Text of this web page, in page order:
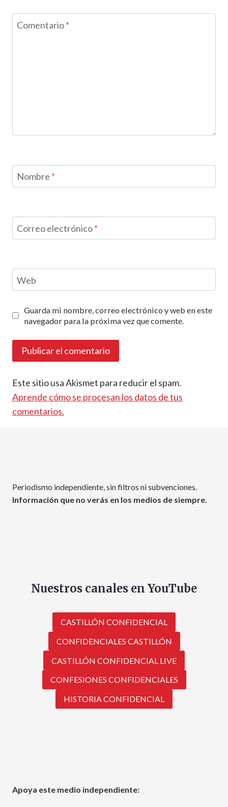
Comentario*
Nombre *
Correo electrónico*
Web
Guarda mi nombre, correo electrónico y web en este
navegador para la próxima vez que comente.
Este sitio usa Akismet para reducir el spam.
Aprende cómo se procesan los datos de tus
comentarios.
Periodismo independiente, sin filtros ni subvenciones.
Información que no verás en los medios de siempre.
Nuestros canales en YouTube
CASTILLÓN CONFIDENCIAL
CONFIDENCIALES CASTILLÓN
CASTILLÓN CONFIDENCIAL LIVE
CONFESIONES CONFIDENCIALES
HISTORIA CONFIDENCIAL
Apoya este medio independiente: